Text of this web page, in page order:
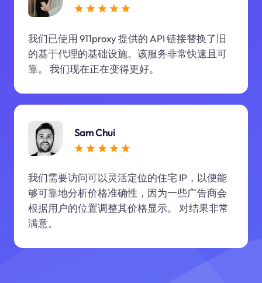
我们已使用 911proxy 提供的 API 链接替换了旧
的基于代理的基础设施。该服务非常快速且可
靠。 我们现在正在变得更好。
Sam Chui
我们需要访问可以灵活定位的住宅 IP，以便能
够可靠地分析价格准确性，因为一些广告商会
根据用户的位置调整其价格显示。 对结果非常
满意。